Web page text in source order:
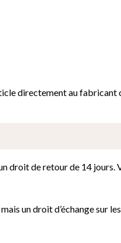
directement au
droit de retour de 14 jours.
un droit d’échange sur